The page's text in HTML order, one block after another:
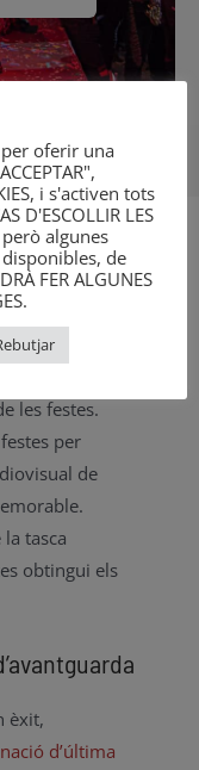
les festes.
per
de
tasca
obtingui els
èxit,
d’última
oferir una
i s'activen tots
D'ESCOLLIR LES
algunes
de
FER ALGUNES